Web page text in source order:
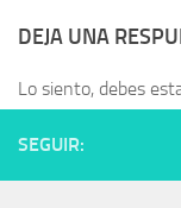
DEJA UNA
Lo siento, debes
SEGUIR: